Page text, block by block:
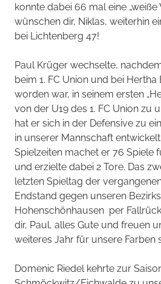
konnte dabei 66 mal eine „weiße
wünschen dir, Niklas, weiterhin
bei Lichtenberg 47!
Paul Krüger wechselte,
beim 1. FC Union und bei
worden war, in seinem ersten
von der U19 des 1. FC Union zu
hat er sich in der Defensive zu
in unserer Mannschaft
Spielzeiten machet er 76 Spiele
und erzielte dabei 2 Tore. Das
letzten Spieltag der
Endstand gegen unseren
Hohenschönhausen per
dir, Paul, alles Gute und freuen
weiteres Jahr für unsere Farben
Domenic Riedel kehrte zur